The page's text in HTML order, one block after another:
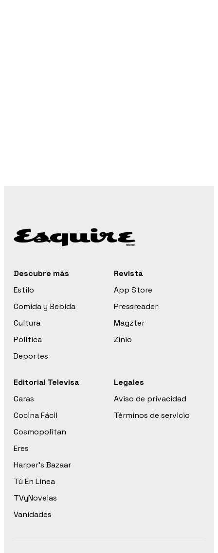
Descubre más
Estilo
Comida y Bebida
Cultura
Política
Deportes
Revista
App Store
Pressreader
Magzter
Zinio
Editorial Televisa
Caras
Cocina Fácil
Cosmopolitan
Eres
Harper’s Bazaar
Tú En Línea
TVyNovelas
Vanidades
Legales
Aviso de privacidad
Términos de servicio